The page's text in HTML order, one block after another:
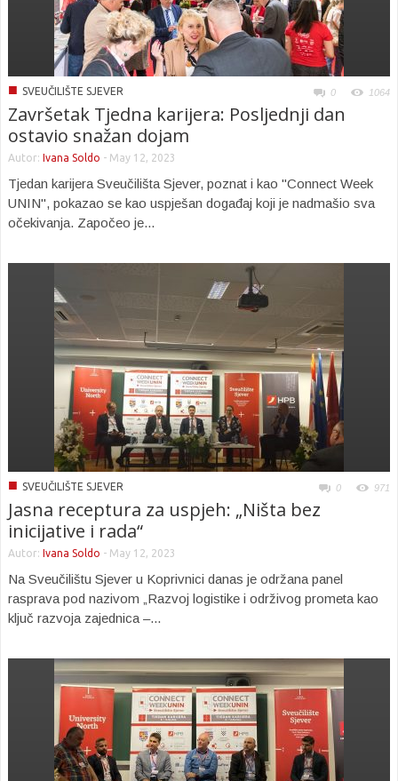
■ SVEUČILIŠTE SJEVER 0 1064
Završetak Tjedna karijera: Posljednji dan
ostavio snažan dojam
Autor: Ivana Soldo - May 12, 2023
Tjedan karijera Sveučilišta Sjever, poznat i kao "Connect Week
UNIN", pokazao se kao uspješan događaj koji je nadmašio sva
očekivanja. Započeo je...
■ SVEUČILIŠTE SJEVER 0 971
Jasna receptura za uspjeh: „Ništa bez
inicijative i rada“
Autor: Ivana Soldo - May 12, 2023
Na Sveučilištu Sjever u Koprivnici danas je održana panel
rasprava pod nazivom „Razvoj logistike i održivog prometa kao
ključ razvoja zajednica –...